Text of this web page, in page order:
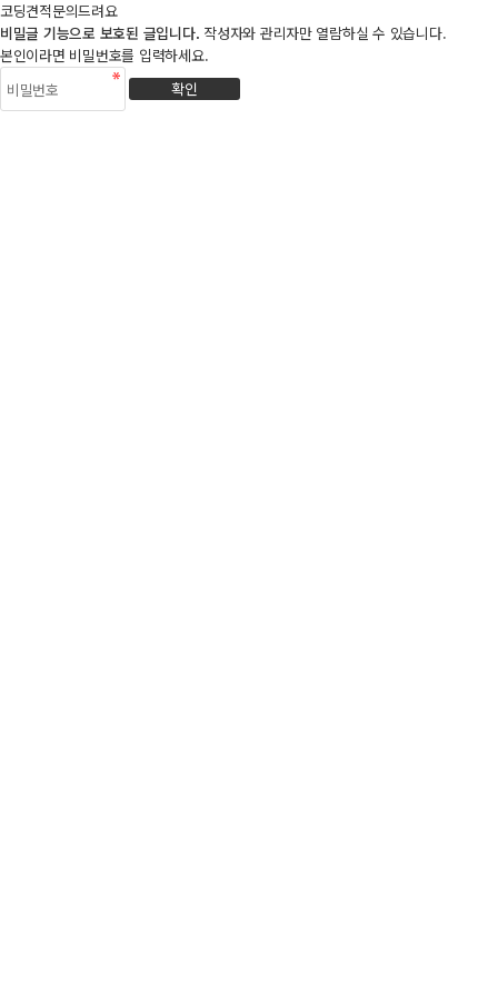
코딩견적문의드려요
비밀글 기능으로 보호된 글입니다. 작성자와 관리자만 열람하실 수 있습니다.
본인이라면 비밀번호를 입력하세요.